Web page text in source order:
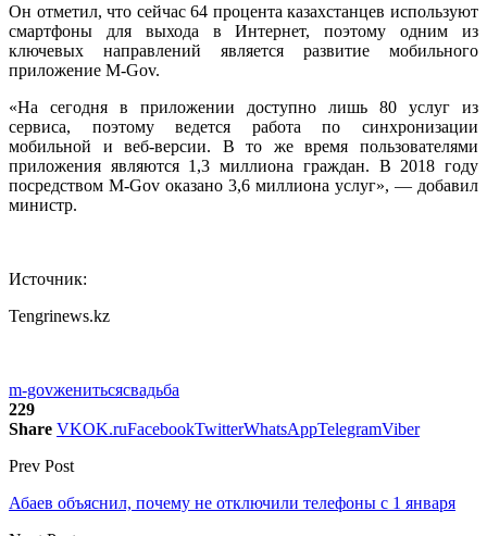
Он отметил, что сейчас 64 процента казахстанцев используют
смартфоны для выхода в Интернет, поэтому одним из
ключевых направлений является развитие мобильного
приложение M-Gov.
«На сегодня в приложении доступно лишь 80 услуг из
сервиса, поэтому ведется работа по синхронизации
мобильной и веб-версии. В то же время пользователями
приложения являются 1,3 миллиона граждан. В 2018 году
посредством M-Gov оказано 3,6 миллиона услуг», — добавил
министр.
Источник:
Tengrinews.kz
m-govженитьсясвадьба
229
Share VKOK.ruFacebookTwitterWhatsAppTelegramViber
Prev Post
Абаев объяснил, почему не отключили телефоны с 1 января